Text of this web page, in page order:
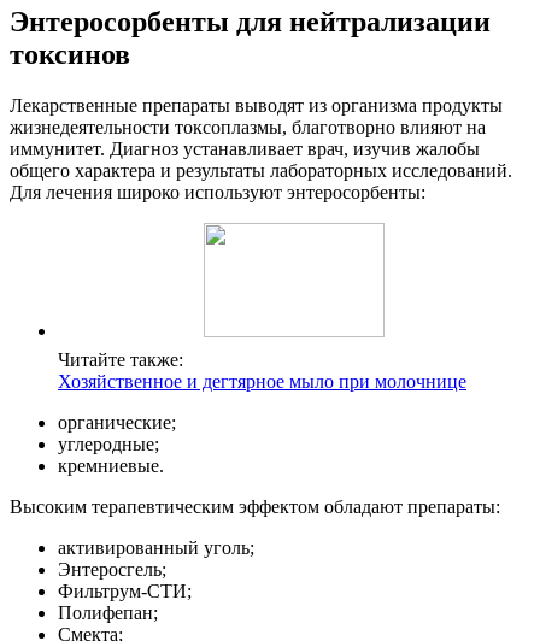
Энтеросорбенты для нейтрализации
токсинов
Лекарственные препараты выводят из организма продукты
жизнедеятельности токсоплазмы, благотворно влияют на
иммунитет. Диагноз устанавливает врач, изучив жалобы
общего характера и результаты лабораторных исследований.
Для лечения широко используют энтеросорбенты:
Читайте также:
Хозяйственное и дегтярное мыло при молочнице
органические;
углеродные;
кремниевые.
Высоким терапевтическим эффектом обладают препараты:
активированный уголь;
Энтеросгель;
Фильтрум-СТИ;
Полифепан;
Смекта;